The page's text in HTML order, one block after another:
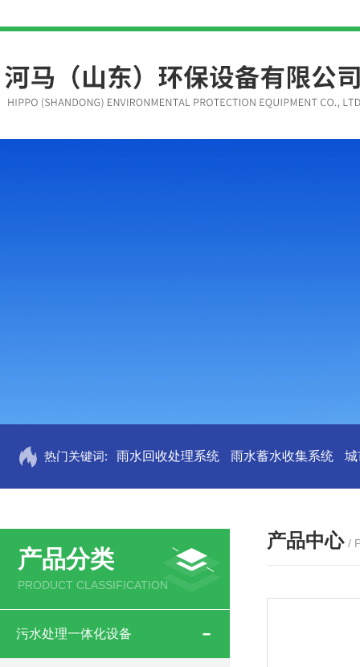
热门关键词: 雨水回收处理系统 雨水蓄水收集系统 城
产品分类
PRODUCT CLASSIFICATION
污水处理一体化设备
产品中心 /